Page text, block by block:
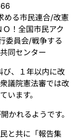
める市民連合/改憲
！全国市民アク
委員会/戦争する
同センター
び、１年以内に改
議院憲法審では改
います。
かれるようです。
と共に「報告集